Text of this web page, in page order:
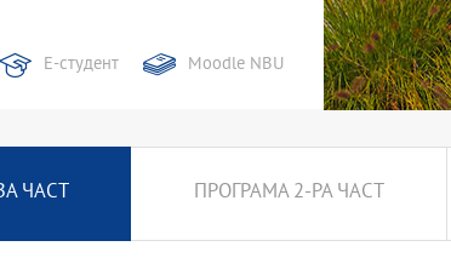
Е-студент Moodle NBU
ЧАСТ ПРОГРАМА 2-РА ЧАСТ